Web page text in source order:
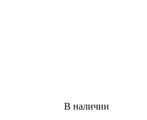
В наличии